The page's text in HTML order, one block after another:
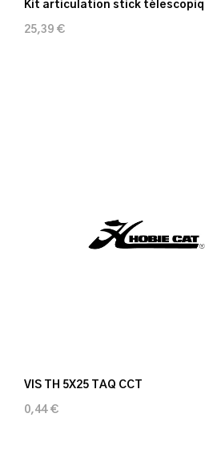
Kit articulation stick
25,39 €
VIS TH 5X25 TAQ CCT
0,44 €